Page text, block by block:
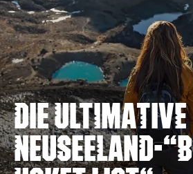
DIE ULTIMATIVE
NEUSEELAND-“B